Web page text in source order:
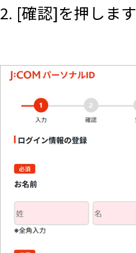
2. [確認]を押します